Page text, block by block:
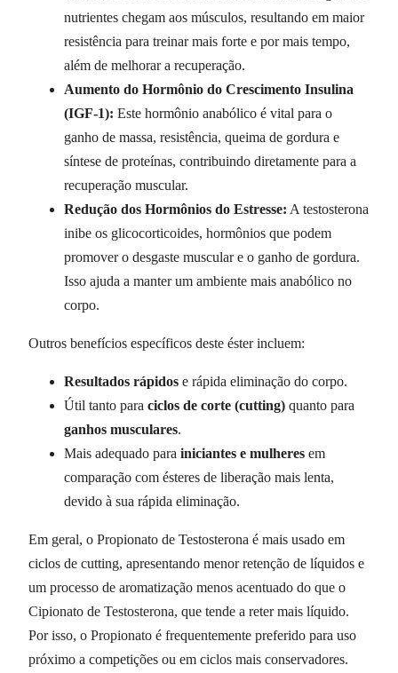
nutrientes chegam aos músculos, resultando em maior
resistência para treinar mais forte e por mais tempo,
além de melhorar a recuperação.
Aumento do Hormônio do Crescimento Insulina
(IGF-1): Este hormônio anabólico é vital para o
ganho de massa, resistência, queima de gordura e
síntese de proteínas, contribuindo diretamente para a
recuperação muscular.
Redução dos Hormônios do Estresse: A testosterona
inibe os glicocorticoides, hormônios que podem
promover o desgaste muscular e o ganho de gordura.
Isso ajuda a manter um ambiente mais anabólico no
corpo.
Outros benefícios específicos deste éster incluem:
Resultados rápidos e rápida eliminação do corpo.
Útil tanto para ciclos de corte (cutting) quanto para
ganhos musculares.
Mais adequado para iniciantes e mulheres em
comparação com ésteres de liberação mais lenta,
devido à sua rápida eliminação.
Em geral, o Propionato de Testosterona é mais usado em
ciclos de cutting, apresentando menor retenção de líquidos e
um processo de aromatização menos acentuado do que o
Cipionato de Testosterona, que tende a reter mais líquido.
Por isso, o Propionato é frequentemente preferido para uso
próximo a competições ou em ciclos mais conservadores.